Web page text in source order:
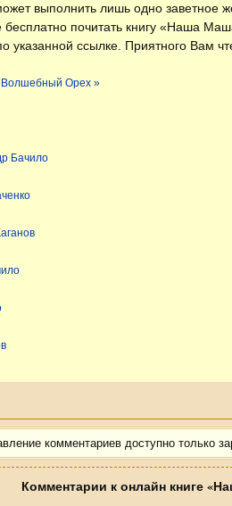
выполнить лишь одно заветное
почитать книгу «Наша
ссылке. Приятного Вам
Волшебный Орех »
Бачило
комментариев доступно только
Комментарии к онлайн книге